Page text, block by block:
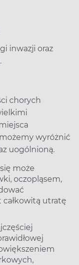
inwazji oraz
chorych
wyróżnić
uogólnioną.
może
oczopląsem,
utratę